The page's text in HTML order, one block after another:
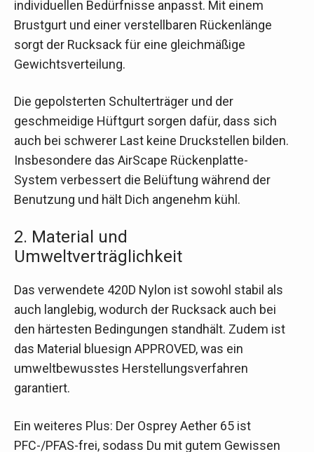
individuellen Bedürfnisse anpasst. Mit einem
Brustgurt und einer verstellbaren Rückenlänge
sorgt der Rucksack für eine gleichmäßige
Gewichtsverteilung.
Die gepolsterten Schulterträger und der
geschmeidige Hüftgurt sorgen dafür, dass sich
auch bei schwerer Last keine Druckstellen bilden.
Insbesondere das AirScape Rückenplatte-
System verbessert die Belüftung während der
Benutzung und hält Dich angenehm kühl.
2. Material und
Umweltverträglichkeit
Das verwendete 420D Nylon ist sowohl stabil als
auch langlebig, wodurch der Rucksack auch bei
den härtesten Bedingungen standhält. Zudem ist
das Material bluesign APPROVED, was ein
umweltbewusstes Herstellungsverfahren
garantiert.
Ein weiteres Plus: Der Osprey Aether 65 ist
PFC-/PFAS-frei, sodass Du mit gutem Gewissen